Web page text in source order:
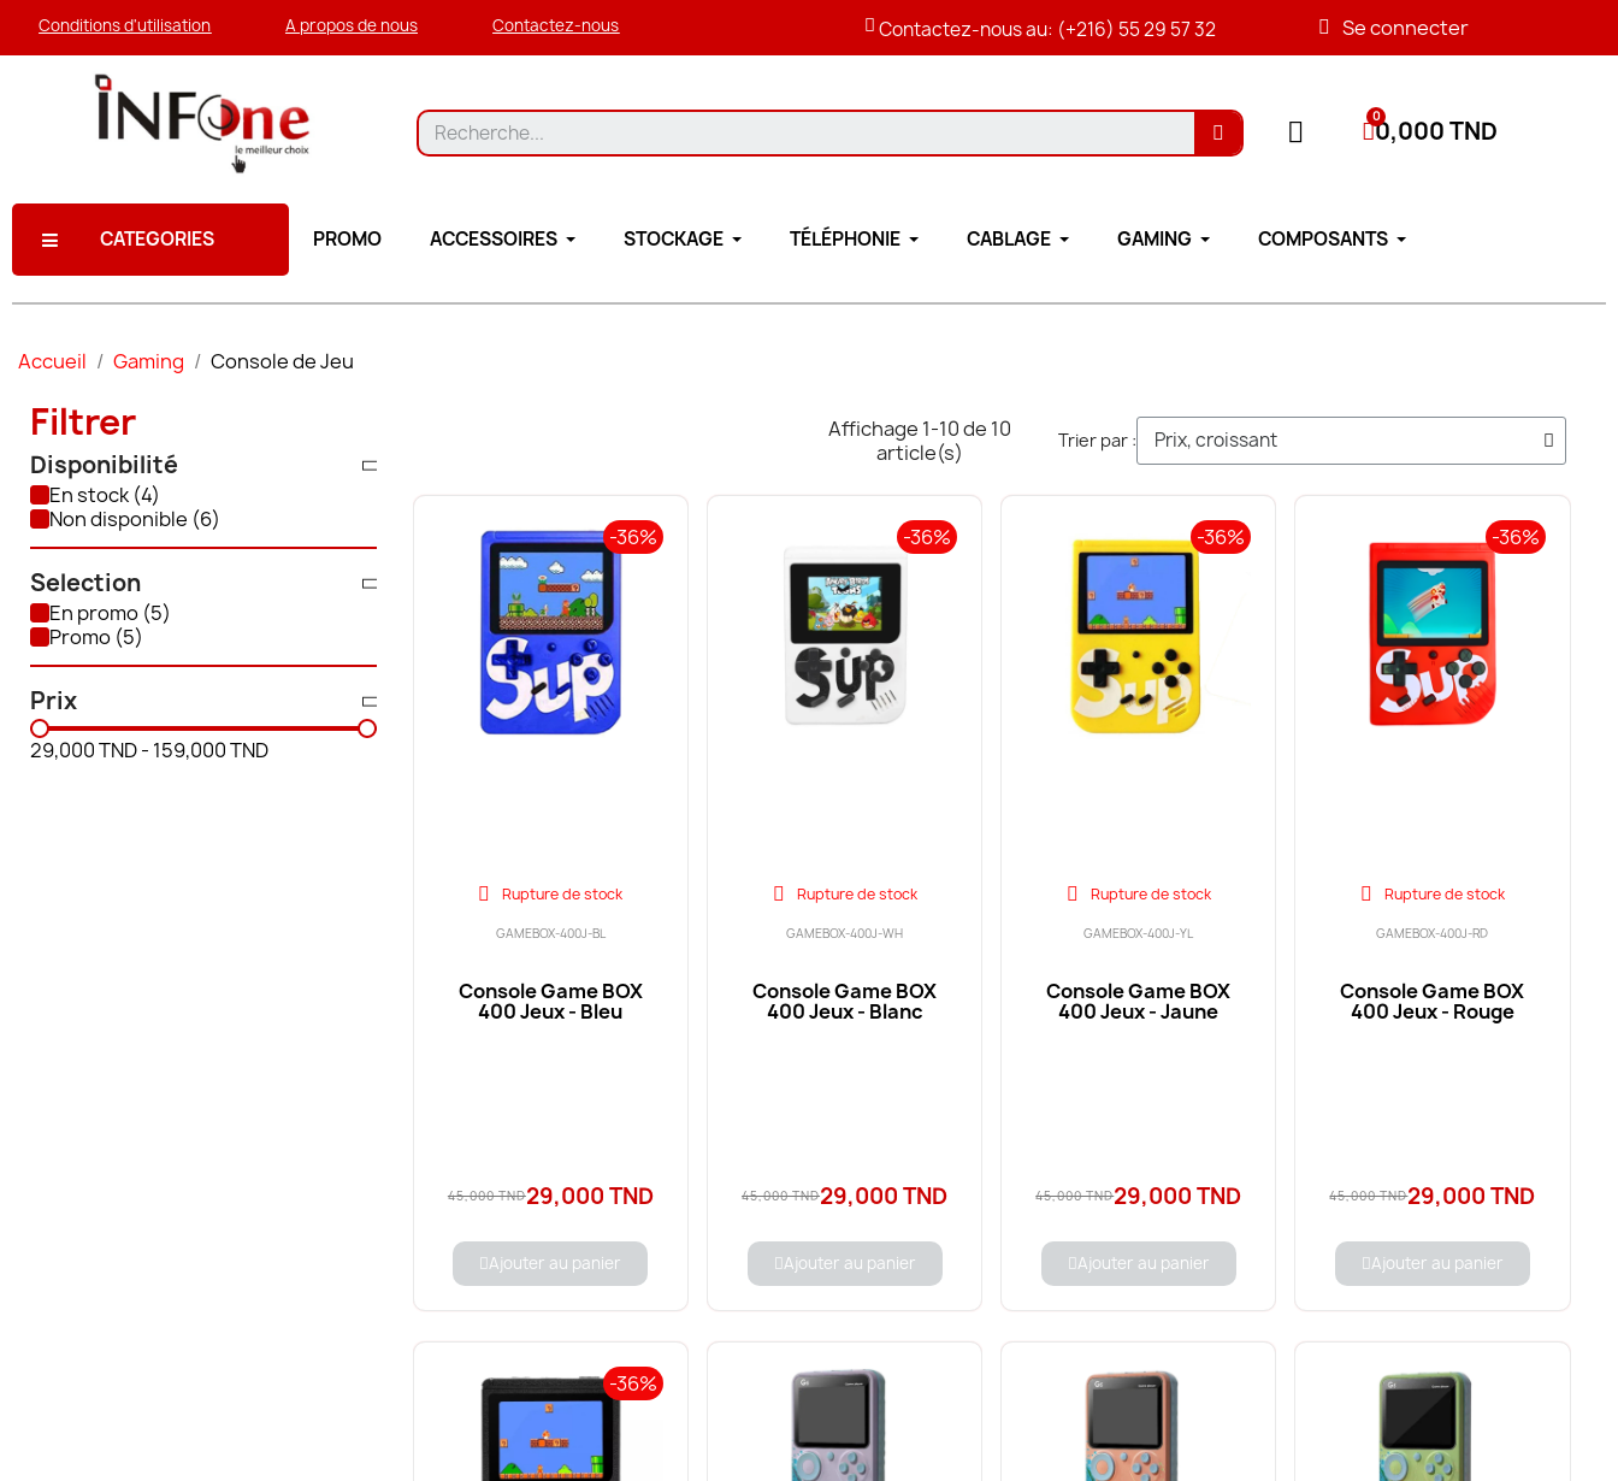
Conditions d'utilisation A propos de nous Contactez-nous Contactez-nous au: (+216) 55 29 57 32 Se connecter
0,000 TND
CATEGORIES PROMO ACCESSOIRES STOCKAGE TÉLÉPHONIE CABLAGE GAMING COMPOSANTS
Accueil Gaming Console de Jeu
Filtrer
Disponibilité
En stock
Non disponible
Selection
En promo
Promo
Prix
29,000 TND- 159,000 TND
Affichage 1-10 de 10
article(s)
Trier par :
-36%
Rupture de stock
GAMEBOX-400J-BL
Console Game BOX
400 Jeux - Bleu
45,000 TND29,000 TND
Ajouter au panier
-36%
Rupture de stock
GAMEBOX-400J-WH
Console Game BOX
400 Jeux - Blanc
45,000 TND29,000 TND
Ajouter au panier
-36%
Rupture de stock
GAMEBOX-400J-YL
Console Game BOX
400 Jeux - Jaune
45,000 TND29,000 TND
Ajouter au panier
-36%
Rupture de stock
GAMEBOX-400J-RD
Console Game BOX
400 Jeux - Rouge
45,000 TND29,000 TND
Ajouter au panier
-36%